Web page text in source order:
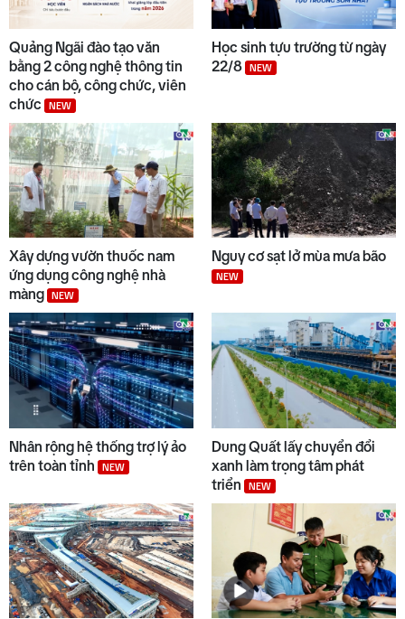
Quảng Ngãi đào tạo văn
bằng 2 công nghệ thông tin
cho cán bộ, công chức, viên
chức
NEW
Học sinh tựu trường từ ngày
22/8
NEW
Xây dựng vườn thuốc nam
ứng dụng công nghệ nhà
màng
NEW
Nguy cơ sạt lở mùa mưa bão
NEW
Nhân rộng hệ thống trợ lý ảo
trên toàn tỉnh
NEW
Dung Quất lấy chuyển đổi
xanh làm trọng tâm phát
triển
NEW